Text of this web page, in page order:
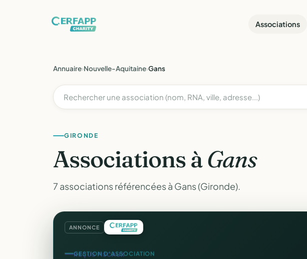
Associations
Annuaire›Nouvelle-Aquitaine›Gans
GIRONDE
Associations àGans
7 associations référencées à Gans (Gironde).
ANNONCE
GESTION D'ASSOCIATION